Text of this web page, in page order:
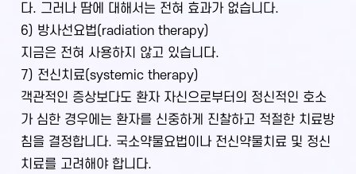
다. 그러나 땀에 대해서는 전혀 효과가 없습니다.
6) 방사선요법(radiation therapy)
지금은 전혀 사용하지 않고 있습니다.
7) 전신치료(systemic therapy)
객관적인 증상보다도 환자 자신으로부터의 정신적인 호소
가 심한 경우에는 환자를 신중하게 진찰하고 적절한 치료방
침을 결정합니다. 국소약물요법이나 전신약물치료 및 정신
치료를 고려해야 합니다.